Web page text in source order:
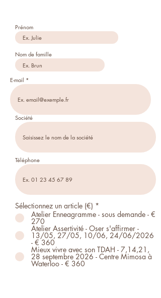
Prénom
Nom de famille
E-mail
Société
Téléphone
Sélectionnez un article (€) *
Atelier Enneagramme - sous demande - €
270
Atelier Assertivité - Oser s'affirmer -
13/05, 27/05, 10/06, 24/06/2026
- € 360
Mieux vivre avec son TDAH - 7,14,21,
28 septembre 2026 - Centre Mimosa à
Waterloo - € 360